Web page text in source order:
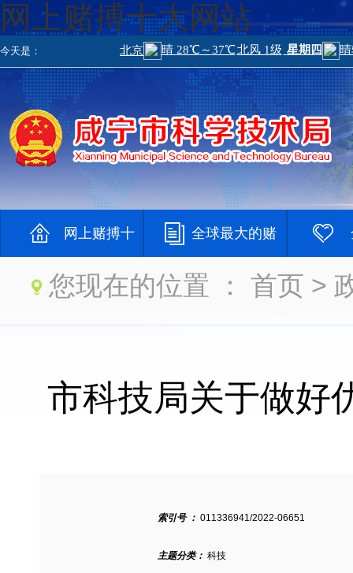
网上赌搏十大网站
今天是：
网上赌搏十
大网站
全球最大的赌
钱网 大登录网
您现在的位置 ： 首页 >
市科技局关于做好
索引号 ： 011336941/2022-06651
主题分类： 科技